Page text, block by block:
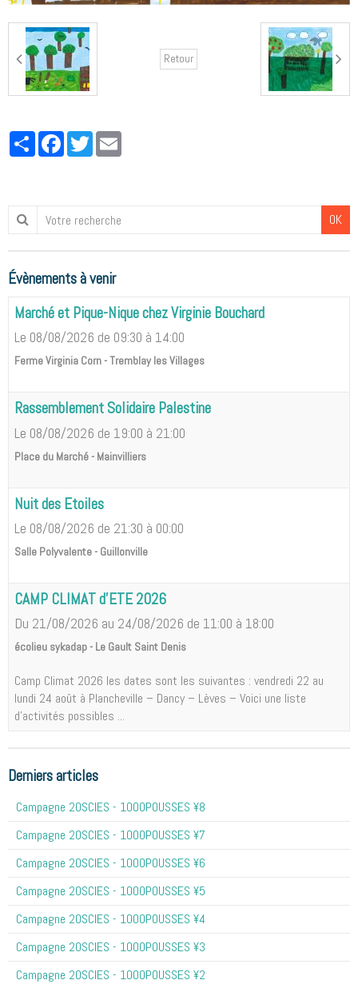
Retour
PartagerFacebookTwitter
OK
Évènements à venir
Marché et Pique-Nique chez Virginie Bouchard
Le 08/08/2026 de 09:30 à 14:00
Ferme Virginia Corn - Tremblay les Villages
Rassemblement Solidaire Palestine
Le 08/08/2026 de 19:00 à 21:00
Place du Marché - Mainvilliers
Nuit des Etoiles
Le 08/08/2026 de 21:30 à 00:00
Salle Polyvalente - Guillonville
CAMP CLIMAT d'ETE 2026
Du 21/08/2026 au 24/08/2026 de 11:00 à 18:00
écolieu sykadap - Le Gault Saint Denis
Camp Climat 2026 les dates sont les suivantes : vendredi 22 au
lundi 24 août à Plancheville – Dancy – Lèves – Voici une liste
d'activités possibles ...
Derniers articles
Campagne 20SCIES - 1OOOPOUSSES ¥8
Campagne 20SCIES - 1OOOPOUSSES ¥7
Campagne 20SCIES - 1OOOPOUSSES ¥6
Campagne 20SCIES - 1OOOPOUSSES ¥5
Campagne 20SCIES - 1OOOPOUSSES ¥4
Campagne 20SCIES - 1OOOPOUSSES ¥3
Campagne 20SCIES - 1OOOPOUSSES ¥2